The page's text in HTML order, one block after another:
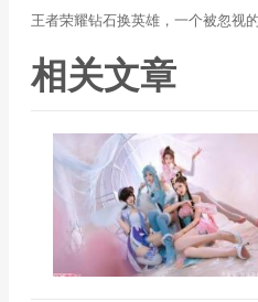
王者荣耀钻石换英雄，一个被忽视
相关文章